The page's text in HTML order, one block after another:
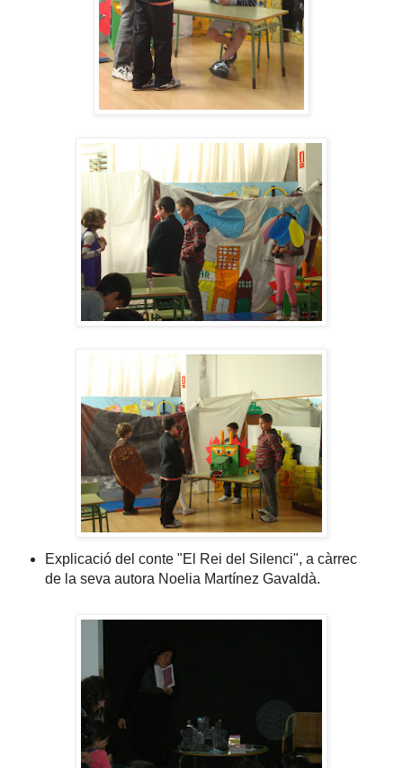
Explicació del conte "El Rei del Silenci", a càrrec
de la seva autora Noelia Martínez Gavaldà.